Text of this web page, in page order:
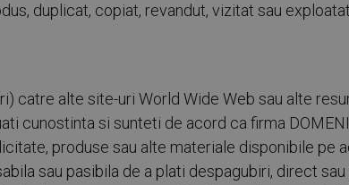
duplicat, copiat, revandut, vizitat sau
catre alte site-uri World Wide Web sau alte
cunostinta si sunteti de acord ca firma
produse sau alte materiale disponibile pe
sau pasibila de a plati despagubiri, direct